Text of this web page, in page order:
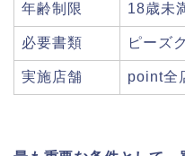
年齢制限 18歳未
必要書類 ピーズ
実施店舗 point全